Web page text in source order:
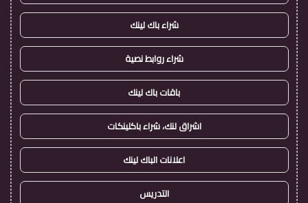
شراء باك لينك
شراء روابط نصية
باقات باك لينك
اشراق لنك، شراء باكلينكات
اعلانات الباك لينك
التدريس